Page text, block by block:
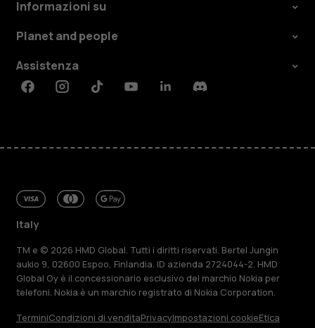
Informazioni su
Planet and people
Assistenza
FacebookInstagramTiktokYoutubeLinkedinDiscord
Italy
TM e © 2026 HMD Global. Tutti i diritti riservati. Bertel Jungin
aukio 9, 02600 Espoo, Finlandia. ID azienda 2724044-2. HMD
Global Oy è il concessionario esclusivo del marchio Nokia per
telefoni. Nokia è un marchio registrato di Nokia Corporation.
TerminiCondizioni di venditaPrivacyImpostazioni cookieEtica